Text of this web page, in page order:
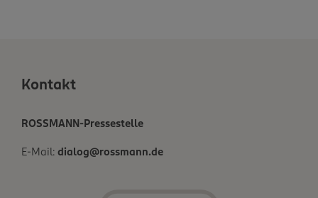
Kontakt
ROSSMANN-Pressestelle
E-Mail: dialog@rossmann.de